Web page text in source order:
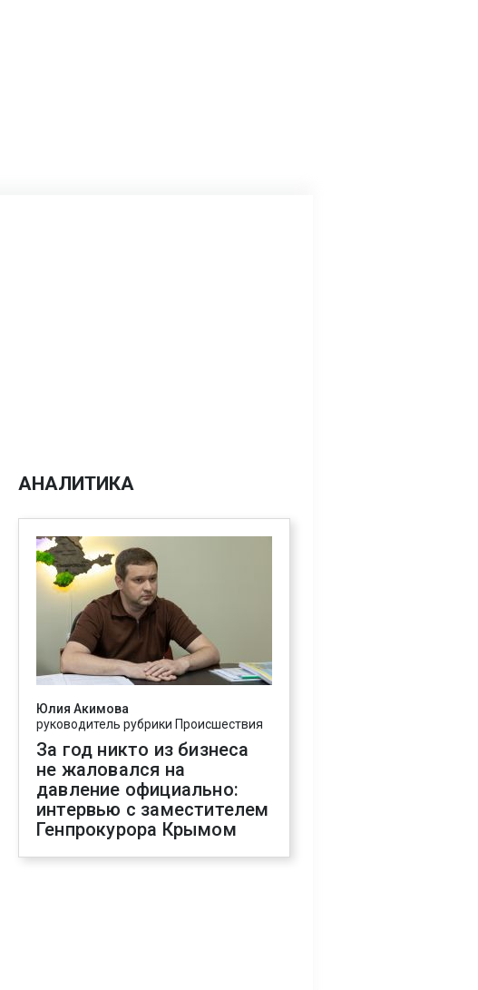
АНАЛИТИКА
Юлия Акимова
руководитель рубрики Происшествия
За год никто из бизнеса
не жаловался на
давление официально:
интервью с заместителем
Генпрокурора Крымом